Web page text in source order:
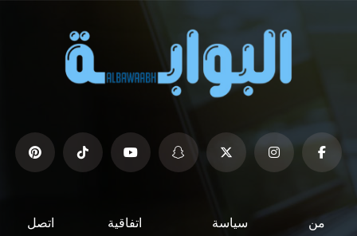
من سياسة اتفاقية اتصل